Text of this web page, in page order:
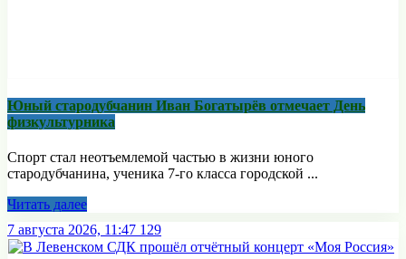
Юный стародубчанин Иван Богатырёв отмечает День
физкультурника
Спорт стал неотъемлемой частью в жизни юного
стародубчанина, ученика 7-го класса городской ...
Читать далее
7 августа 2026, 11:47 129